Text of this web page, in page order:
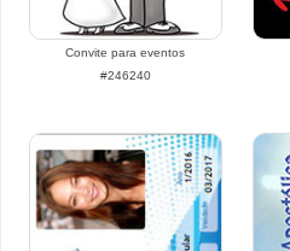
Convite para eventos
#246240